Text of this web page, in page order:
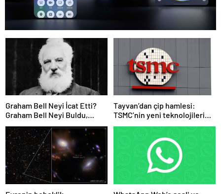
Graham Bell Neyi İcat Etti?
Graham Bell Neyi Buldu,
Bilime Katkıları Nelerdir?
Tayvan’dan çip hamlesi:
TSMC’nin yeni teknolojileri
ülke dışına çıkmayacak